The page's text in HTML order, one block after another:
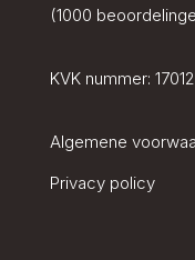
(1000
KVK nummer:
Algemene
Privacy policy